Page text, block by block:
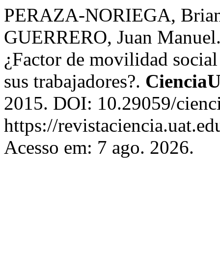
PERAZA-NORIEGA,
GUERRERO, Juan
¿Factor de movilidad
sus trabajadores?.
2015. DOI: 10.29059/
https://
Acesso em: 7 ago. 2026.